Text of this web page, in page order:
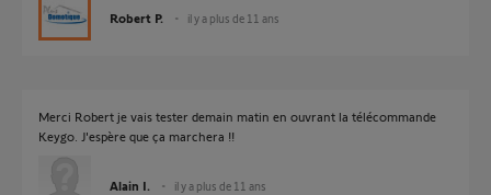
Robert P. il y a plus de 11 ans
Merci Robert je vais tester demain matin en ouvrant la télécommande
Keygo. J'espère que ça marchera !!
Alain I. il y a plus de 11 ans